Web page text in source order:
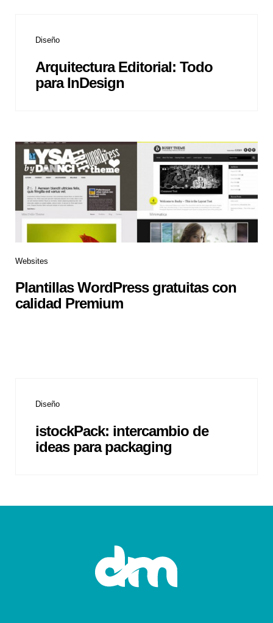
Diseño
Arquitectura Editorial: Todo
para InDesign
Websites
Plantillas WordPress gratuitas con
calidad Premium
Diseño
istockPack: intercambio de
ideas para packaging